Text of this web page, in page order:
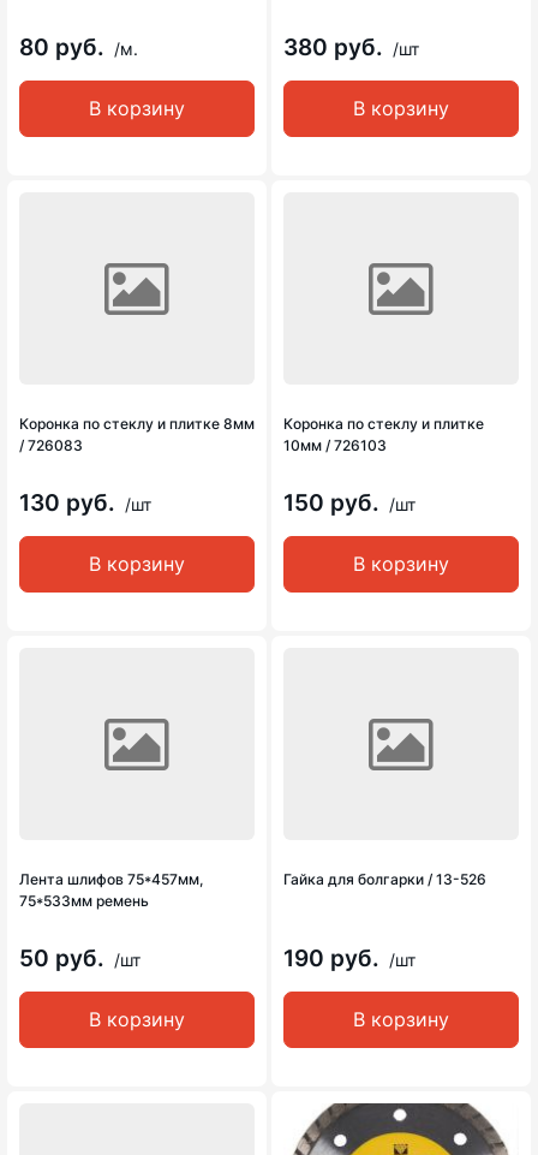
80 руб. /м.
В корзину
380 руб. /шт
В корзину
Коронка по стеклу и плитке 8мм
/ 726083
130 руб. /шт
В корзину
Коронка по стеклу и плитке
10мм / 726103
150 руб. /шт
В корзину
Лента шлифов 75*457мм,
75*533мм ремень
50 руб. /шт
В корзину
Гайка для болгарки / 13-526
190 руб. /шт
В корзину